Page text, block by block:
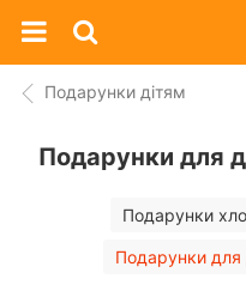
Подарунки дітям
Подарунки для
Подарунки
Подарунки для